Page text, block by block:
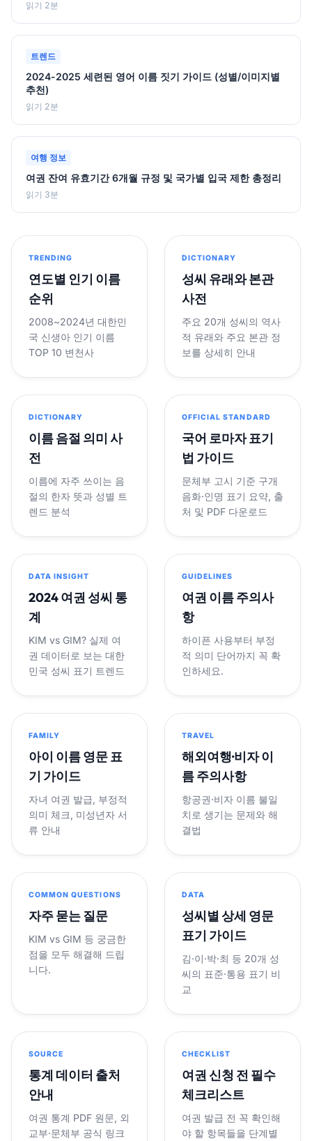
읽기 2분
트렌드
2024-2025 세련된 영어 이름 짓기 가이드 (성별/이미지별
추천)
읽기 2분
여행 정보
여권 잔여 유효기간 6개월 규정 및 국가별 입국 제한 총정리
읽기 3분
TRENDING
연도별 인기 이름
순위
2008~2024년 대한민
국 신생아 인기 이름
TOP 10 변천사
DICTIONARY
성씨 유래와 본관
사전
주요 20개 성씨의 역사
적 유래와 주요 본관 정
보를 상세히 안내
DICTIONARY
이름 음절 의미 사
전
이름에 자주 쓰이는 음
절의 한자 뜻과 성별 트
렌드 분석
OFFICIAL STANDARD
국어 로마자 표기
법 가이드
문체부 고시 기준 구개
음화·인명 표기 요약, 출
처 및 PDF 다운로드
DATA INSIGHT
2024 여권 성씨 통
계
KIM vs GIM? 실제 여
권 데이터로 보는 대한
민국 성씨 표기 트렌드
GUIDELINES
여권 이름 주의사
항
하이픈 사용부터 부정
적 의미 단어까지 꼭 확
인하세요.
FAMILY
아이 이름 영문 표
기 가이드
자녀 여권 발급, 부정적
의미 체크, 미성년자 서
류 안내
TRAVEL
해외여행·비자 이
름 주의사항
항공권·비자 이름 불일
치로 생기는 문제와 해
결법
COMMON QUESTIONS
자주 묻는 질문
KIM vs GIM 등 궁금한
점을 모두 해결해 드립
니다.
DATA
성씨별 상세 영문
표기 가이드
김·이·박·최 등 20개 성
씨의 표준·통용 표기 비
교
SOURCE
통계 데이터 출처
안내
여권 통계 PDF 원문, 외
교부·문체부 공식 링크
CHECKLIST
여권 신청 전 필수
체크리스트
여권 발급 전 꼭 확인해
야 할 항목들을 단계별